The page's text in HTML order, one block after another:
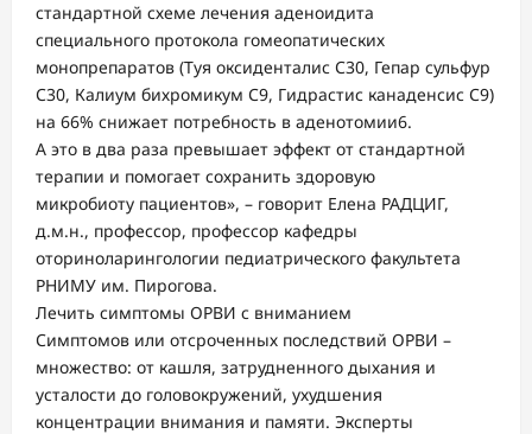
стандартной схеме лечения аденоидита
специального протокола гомеопатических
монопрепаратов (Туя оксиденталис С30, Гепар сульфур
С30, Калиум бихромикум С9, Гидрастис канаденсис С9)
на 66% снижает потребность в аденотомии6.
А это в два раза превышает эффект от стандартной
терапии и помогает сохранить здоровую
микробиоту пациентов», – говорит Елена РАДЦИГ,
д.м.н., профессор, профессор кафедры
оториноларингологии педиатрического факультета
РНИМУ им. Пирогова.
Лечить симптомы ОРВИ с вниманием
Симптомов или отсроченных последствий ОРВИ –
множество: от кашля, затрудненного дыхания и
усталости до головокружений, ухудшения
концентрации внимания и памяти. Эксперты